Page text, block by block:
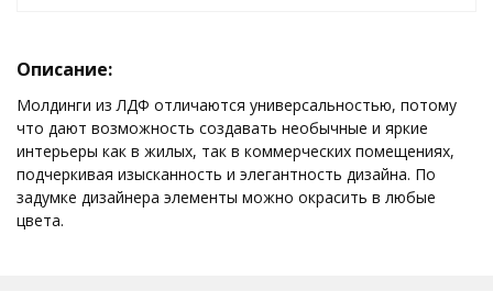
Описание:
Молдинги из ЛДФ отличаются универсальностью, потому
что дают возможность создавать необычные и яркие
интерьеры как в жилых, так в коммерческих помещениях,
подчеркивая изысканность и элегантность дизайна. По
задумке дизайнера элементы можно окрасить в любые
цвета.